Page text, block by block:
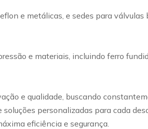
e metálicas, e sedes para
e materiais, incluindo ferro
e qualidade, buscando
personalizadas para cada
eficiência e segurança.